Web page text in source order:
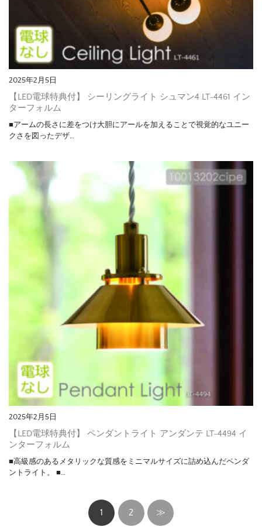
2025年2月5日
【LED電球特典付】 シーリングライト シュマン4 LT-4461 イン
ターフォルム
■アームの長さに差をつけ大胆にアールを加えることで視覚的なユニー
クさを図ったデザ…
2025年2月5日
【LED電球特典付】 ペンダントライト アンダンテ LT-4494 イ
ンターフォルム
■高級感のあるメタリックな質感をミニマルサイズに詰め込んだペンダ
ントライト。 ■…
1 2 ≫